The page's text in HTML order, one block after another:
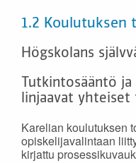
1.2 Koulutuksen
Högskolans
Tutkintosääntö
linjaavat
Karelian koulutuksen
opiskelijavalintaan
kirjattu